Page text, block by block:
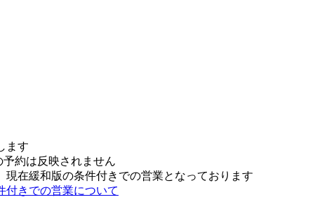
ます
予約は反映されません
現在緩和版の条件付きでの営業となっております
付きでの営業について